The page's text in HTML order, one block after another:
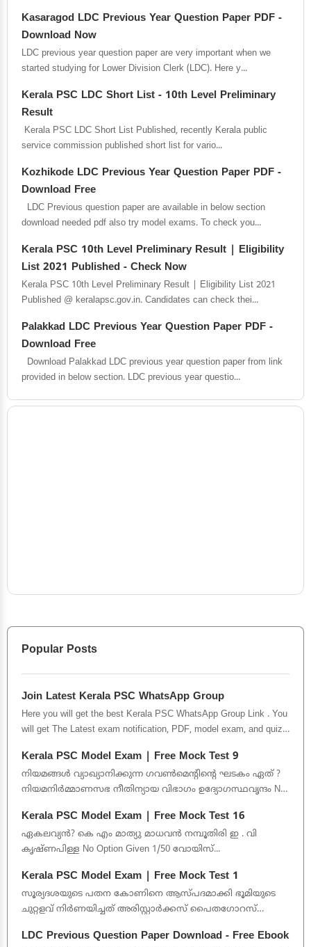
Kasaragod LDC Previous Year Question Paper PDF -
Download Now
LDC previous year question paper are very important when we
started studying for Lower Division Clerk (LDC). Here y...
Kerala PSC LDC Short List - 10th Level Preliminary
Result
Kerala PSC LDC Short List Published, recently Kerala public
service commission published short list for vario...
Kozhikode LDC Previous Year Question Paper PDF -
Download Free
LDC Previous question paper are available in below section
download needed pdf also try model exams. To check you...
Kerala PSC 10th Level Preliminary Result | Eligibility
List 2021 Published - Check Now
Kerala PSC 10th Level Preliminary Result | Eligibility List 2021
Published @ keralapsc.gov.in. Candidates can check thei...
Palakkad LDC Previous Year Question Paper PDF -
Download Free
Download Palakkad LDC previous year question paper from link
provided in below section. LDC previous year questio...
Popular Posts
Join Latest Kerala PSC WhatsApp Group
Here you will get the best Kerala PSC WhatsApp Group Link . You
will get The Latest exam notification, PDF, model exam, and quiz.
Kerala PSC Model Exam | Free Mock Test 9
നിയമങ്ങൾ വ്യാഖ്യാനിക്കുന്ന ഗവൺമെന്റിന്റെ ഘടകം ഏത് ?
നിയമനിർമ്മാണസഭ നീതിന്യായ വിഭാഗം ഉദ്യോഗസ്ഥവൃന്ദം No
Kerala PSC Model Exam | Free Mock Test 16
ഏകലവ്യൻ? കെ എം മാത്യു മാധവൻ നമ്പൂതിരി ഇ . വി
കൃഷ്ണപിള്ള No Option Given 1/50 വോയിസ്...
Kerala PSC Model Exam | Free Mock Test 1
സൂര്യദശയുടെ പതന കോണിനെ ആസ്പദമാക്കി ഭൂമിയുടെ
ചുറ്റളവ് നിർണയിച്ചത് അരിസ്റ്റാർക്കസ് പൈതഗോറസ്‌
LDC Previous Question Paper Download - Free Ebook